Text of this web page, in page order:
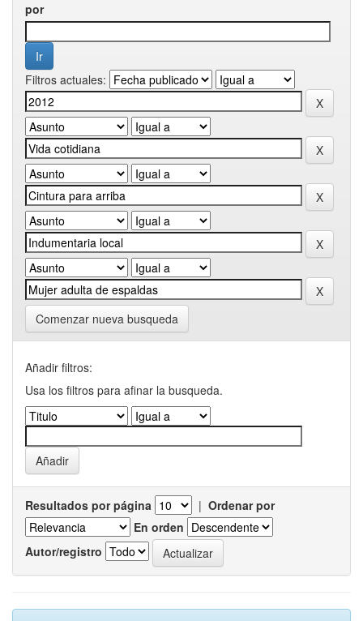
por
Filtros actuales:
Comenzar nueva busqueda
Añadir filtros:
Usa los filtros para afinar la busqueda.
Resultados por página | Ordenar por
En orden
Autor/registro